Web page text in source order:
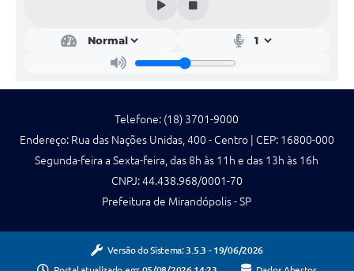
Telefone: (18) 3701-9000
Endereço: Rua das Nações Unidas, 400 - Centro | CEP: 16800-000
Segunda-feira a Sexta-feira, das 8h às 11h e das 13h às 16h
CNPJ: 44.438.968/0001-70
Prefeitura de Mirandópolis - SP
Versão do Sistema: 3.5.3 - 19/06/2026